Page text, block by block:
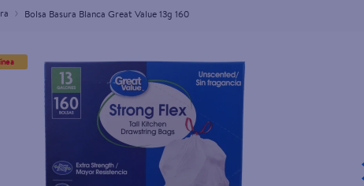
Bolsa Basura Blanca Great Value 13g 160
herbal essences
4.
serums corporales dove
5.
gillette venus
6.
dove
pañales
8.
aceite